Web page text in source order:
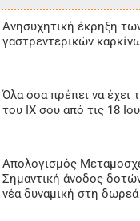
Aνησυχητική έκρηξη
γαστρεντερικών
Όλα όσα πρέπει να έχει
του ΙΧ σου από τις 18
Απολογισμός
Σημαντική άνοδος
νέα δυναμική στη